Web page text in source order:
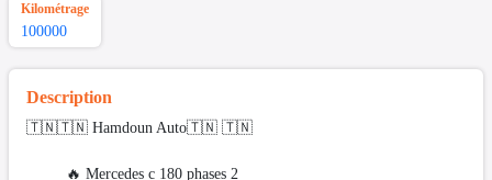
Kilométrage
100000
Description
🇹🇳🇹🇳 Hamdoun Auto🇹🇳 🇹🇳
🔥 Mercedes c 180 phases 2